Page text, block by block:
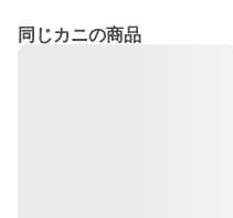
同じカニの商品